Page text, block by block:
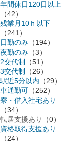
年間休日120日以上
（42）
残業月10ｈ以下
（241）
日勤のみ （194）
夜勤のみ （3）
2交代制
（51）
3交代制
（26）
駅近5分以内 （29）
車通勤可 （252）
寮・借入社宅あり
（34）
転居支援あり
（0）
資格取得支援あり
（24）